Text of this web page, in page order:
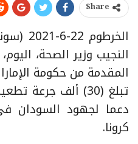
Share
النجيب وزير الصحة،
المقدمة من حكومة
تبلغ (30) ألف
دعما لجهود السودان
كرونا.